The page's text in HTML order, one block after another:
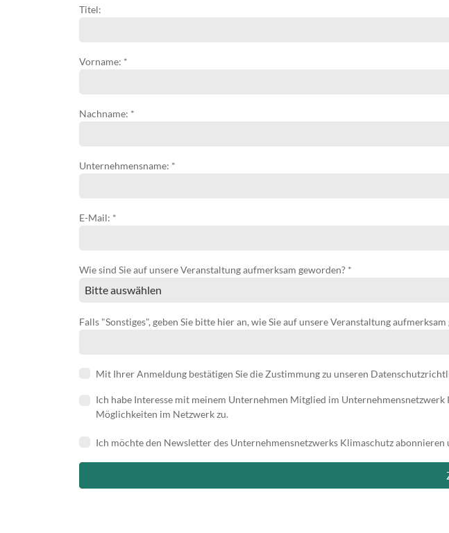
Titel:
Vorname: *
Nachname: *
Unternehmensname: *
E-Mail: *
Wie sind Sie auf unsere Veranstaltung aufmerksam geworden? *
Falls "Sonstiges", geben Sie bitte hier an, wie Sie auf unsere Veranstaltung
Mit Ihrer Anmeldung bestätigen Sie die Zustimmung zu unseren
Ich habe Interesse mit meinem Unternehmen Mitglied im
Möglichkeiten im Netzwerk zu.
Ich möchte den Newsletter des Unternehmensnetzwerks Klimaschutz